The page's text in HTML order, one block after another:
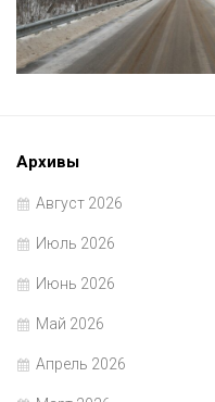
Архивы
Август 2026
Июль 2026
Июнь 2026
Май 2026
Апрель 2026